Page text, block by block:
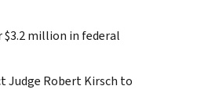
million in federal
Judge Robert Kirsch to